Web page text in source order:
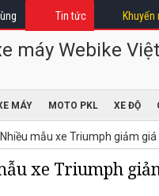
Tin tức Khuyến
MÁY MOTO PKL XE ĐỘ
Nhiều mẫu xe Triumph giảm
xe Triumph